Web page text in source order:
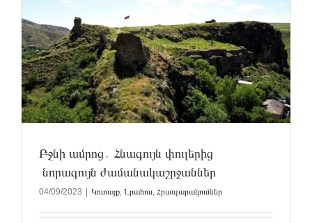
Բջնի ամրոց․ Հնագույն փուլերից
նորագույն ժամանակաշրջաններ
04/09/2023 | Կոտայք, Լրահոս, Հրապարակումներ